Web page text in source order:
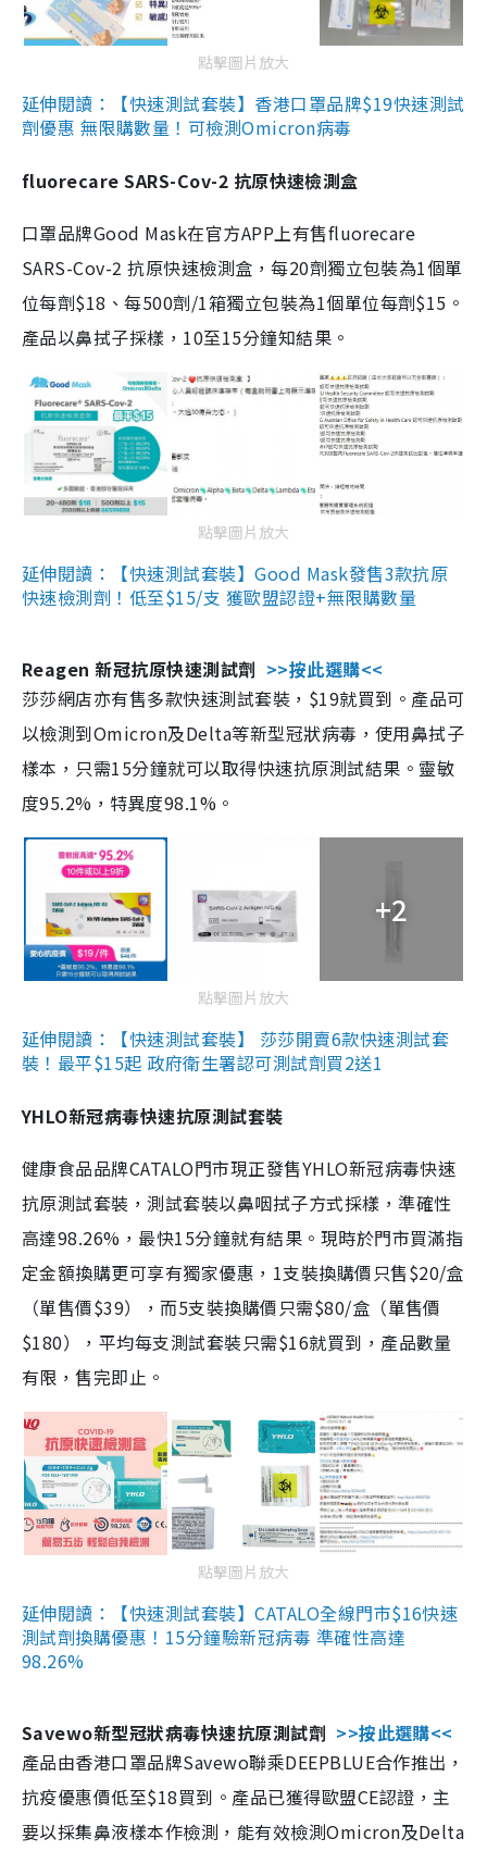
點擊圖片放大
延伸閱讀：【快速測試套裝】香港口罩品牌$19快速測試
劑優惠 無限購數量！可檢測Omicron病毒
fluorecare SARS-Cov-2 抗原快速檢測盒
口罩品牌Good Mask在官方APP上有售fluorecare
SARS-Cov-2 抗原快速檢測盒，每20劑獨立包裝為1個單
位每劑$18、每500劑/1箱獨立包裝為1個單位每劑$15。
產品以鼻拭子採樣，10至15分鐘知結果。
點擊圖片放大
延伸閱讀：【快速測試套裝】Good Mask發售3款抗原
快速檢測劑！低至$15/支 獲歐盟認證+無限購數量
Reagen 新冠抗原快速測試劑 >>按此選購<<
莎莎網店亦有售多款快速測試套裝，$19就買到。產品可
以檢測到Omicron及Delta等新型冠狀病毒，使用鼻拭子
樣本，只需15分鐘就可以取得快速抗原測試結果。靈敏
度95.2%，特異度98.1%。
+2
點擊圖片放大
延伸閱讀：【快速測試套裝】 莎莎開賣6款快速測試套
裝！最平$15起 政府衛生署認可測試劑買2送1
YHLO新冠病毒快速抗原測試套裝
健康食品品牌CATALO門市現正發售YHLO新冠病毒快速
抗原測試套裝，測試套裝以鼻咽拭子方式採樣，準確性
高達98.26%，最快15分鐘就有結果。現時於門市買滿指
定金額換購更可享有獨家優惠，1支裝換購價只售$20/盒
（單售價$39），而5支裝換購價只需$80/盒（單售價
$180），平均每支測試套裝只需$16就買到，產品數量
有限，售完即止。
點擊圖片放大
延伸閱讀：【快速測試套裝】CATALO全線門市$16快速
測試劑換購優惠！15分鐘驗新冠病毒 準確性高達
98.26%
Savewo新型冠狀病毒快速抗原測試劑 >>按此選購<<
產品由香港口罩品牌Savewo聯乘DEEPBLUE合作推出，
抗疫優惠價低至$18買到。產品已獲得歐盟CE認證，主
要以採集鼻液樣本作檢測，能有效檢測Omicron及Delta